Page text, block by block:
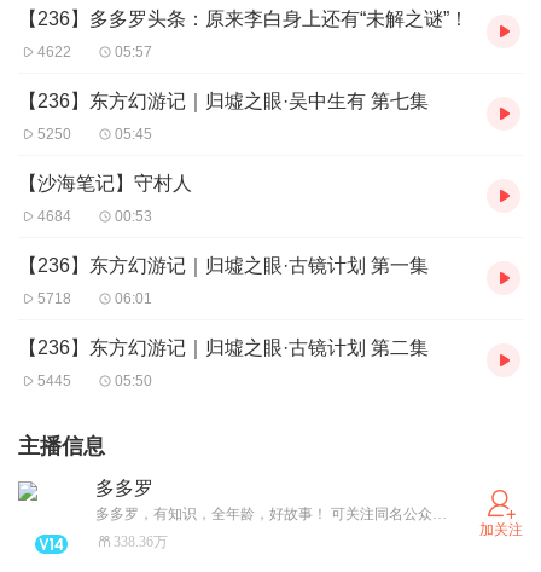
【236】多多罗头条：原来李白身上还有“未解之谜”！
4622 05:57
【236】东方幻游记｜归墟之眼·吴中生有 第七集
5250 05:45
【沙海笔记】守村人
4684 00:53
【236】东方幻游记｜归墟之眼·古镜计划 第一集
5718 06:01
【236】东方幻游记｜归墟之眼·古镜计划 第二集
5445 05:50
主播信息
多多罗
多多罗，有知识，全年龄，好故事！ 可关注同名公众号和小红书号，商务合作请关注公众号【多多罗故事】 。只出品顶级原创故事的知识主播。
338.36万
加关注